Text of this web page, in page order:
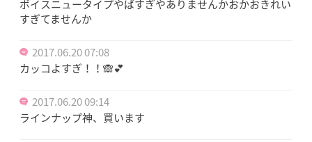
ボイスニュータイプやばすぎやありませんかおかおきれい
すぎてませんか
2017.06.20 07:08
カッコよすぎ！！🙈💕
2017.06.20 09:14
ラインナップ神、買います